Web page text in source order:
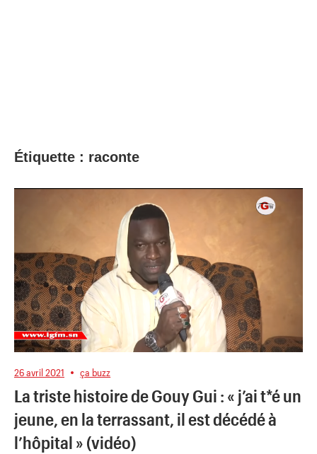
Étiquette : raconte
26 avril 2021 ça buzz
La triste histoire de Gouy Gui : « j’ai t*é un
jeune, en la terrassant, il est décédé à
l’hôpital » (vidéo)